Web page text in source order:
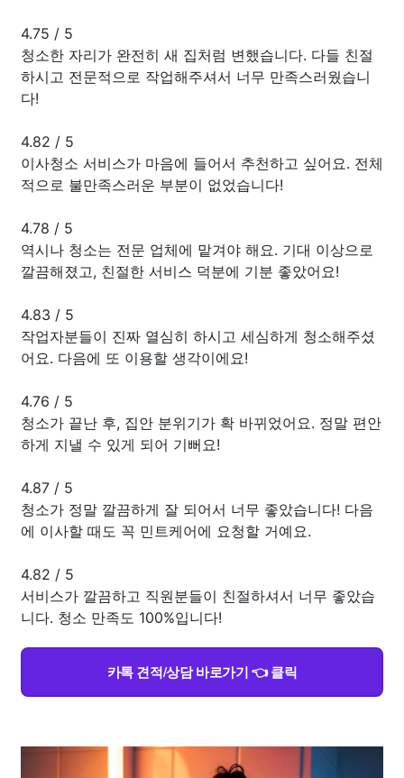
4.75 / 5
청소한 자리가 완전히 새 집처럼 변했습니다. 다들 친절
하시고 전문적으로 작업해주셔서 너무 만족스러웠습니
다!
4.82 / 5
이사청소 서비스가 마음에 들어서 추천하고 싶어요. 전체
적으로 불만족스러운 부분이 없었습니다!
4.78 / 5
역시나 청소는 전문 업체에 맡겨야 해요. 기대 이상으로
깔끔해졌고, 친절한 서비스 덕분에 기분 좋았어요!
4.83 / 5
작업자분들이 진짜 열심히 하시고 세심하게 청소해주셨
어요. 다음에 또 이용할 생각이에요!
4.76 / 5
청소가 끝난 후, 집안 분위기가 확 바뀌었어요. 정말 편안
하게 지낼 수 있게 되어 기뻐요!
4.87 / 5
청소가 정말 깔끔하게 잘 되어서 너무 좋았습니다! 다음
에 이사할 때도 꼭 민트케어에 요청할 거예요.
4.82 / 5
서비스가 깔끔하고 직원분들이 친절하셔서 너무 좋았습
니다. 청소 만족도 100%입니다!
카톡 견적/상담 바로가기 👈 클릭